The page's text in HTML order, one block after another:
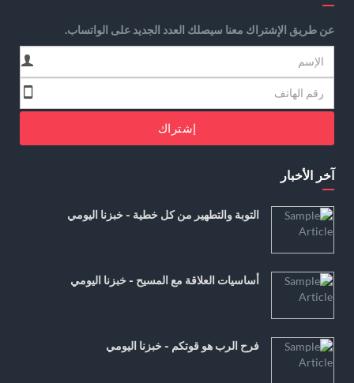
عن طريق الإشتراك معنا سيصلك العدد الجديد على الواتساب.
إشتراك
آخر الأخبار
التوبة والتطهير من كل خطية - خبزنا اليومي
أساسيات العلاقة مع المسيح - خبزنا اليومي
فرح الرب هو قوتكم - خبزنا اليومي